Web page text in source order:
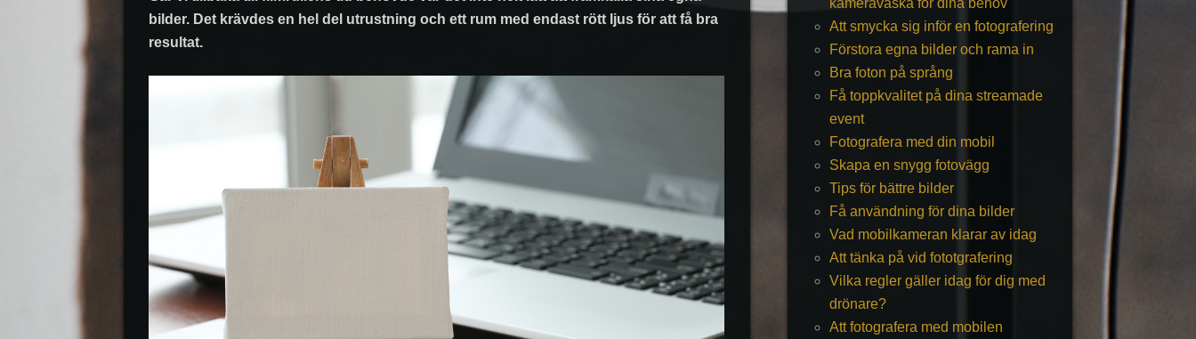
bilder. Det krävdes en hel del utrustning och ett rum med endast rött ljus för att få bra
resultat.
Att smycka sig inför en fotografering
Förstora egna bilder och rama in
Bra foton på språng
Få toppkvalitet på dina streamade
event
Fotografera med din mobil
Skapa en snygg fotovägg
Tips för bättre bilder
Få användning för dina bilder
Vad mobilkameran klarar av idag
Att tänka på vid fototgrafering
Vilka regler gäller idag för dig med
drönare?
Att fotografera med mobilen